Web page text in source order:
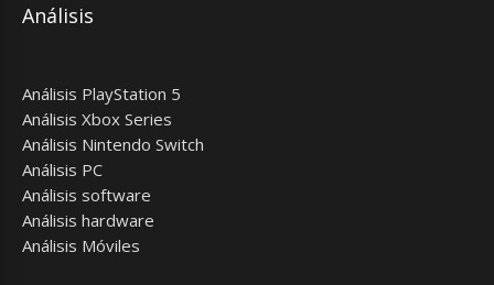
Análisis
Análisis PlayStation 5
Análisis Xbox Series
Análisis Nintendo Switch
Análisis PC
Análisis software
Análisis hardware
Análisis Móviles